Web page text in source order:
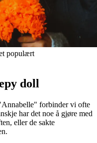
populært
doll
forbinder vi ofte
har det noe å gjøre med
eller de sakte